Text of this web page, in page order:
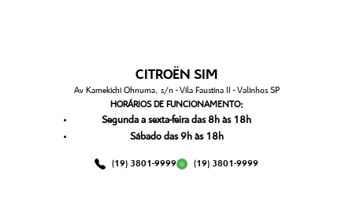
CITROËN SIM
Av Kamekichi Ohnuma, s/n - Vila Faustina II - Valinhos SP
HORÁRIOS DE FUNCIONAMENTO:
Segunda a sexta-feira das 8h às 18h
Sábado das 9h às 18h
(19) 3801-9999 (19) 3801-9999